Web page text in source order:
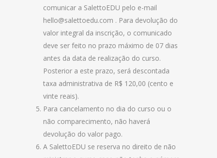
comunicar a SalettoEDU pelo e-mail
hello@salettoedu.com . Para devolução do
valor integral da inscrição, o comunicado
deve ser feito no prazo máximo de 07 dias
antes da data de realização do curso.
Posterior a este prazo, será descontada
taxa administrativa de R$ 120,00 (cento e
vinte reais).
Para cancelamento no dia do curso ou o
não comparecimento, não haverá
devolução do valor pago.
A SalettoEDU se reserva no direito de não